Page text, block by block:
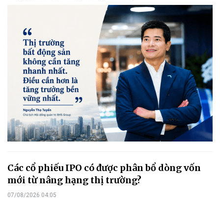
Các cổ phiếu IPO có được phân bổ dòng vốn
mới từ nâng hạng thị trường?
07/08/2026 04:05